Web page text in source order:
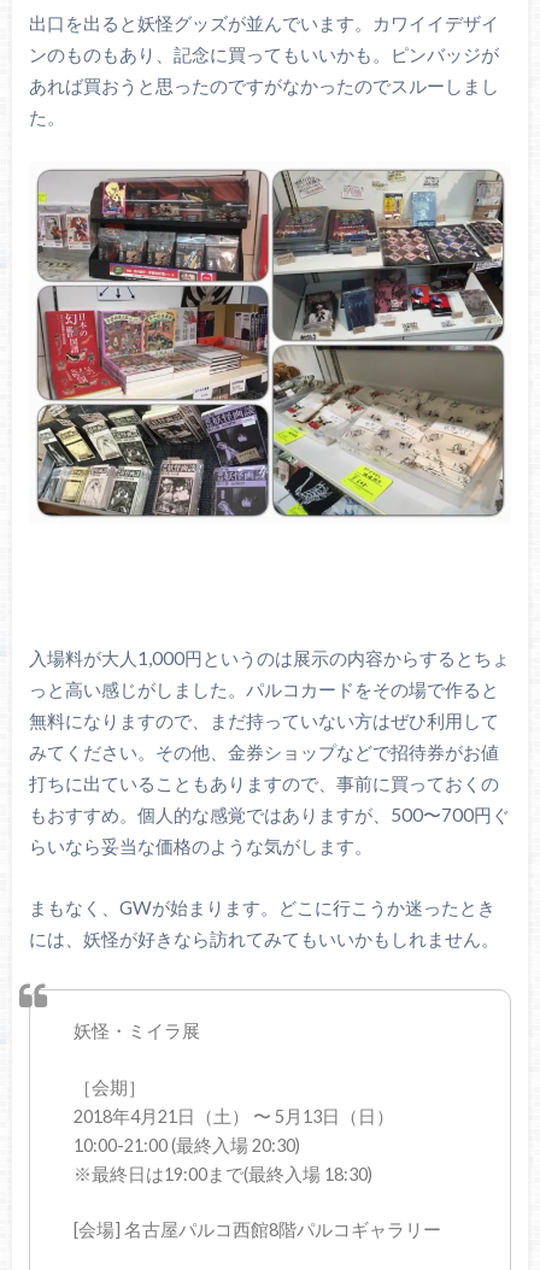
出口を出ると妖怪グッズが並んでいます。カワイイデザイ
ンのものもあり、記念に買ってもいいかも。ピンバッジが
あれば買おうと思ったのですがなかったのでスルーしまし
た。
入場料が大人1,000円というのは展示の内容からするとちょ
っと高い感じがしました。パルコカードをその場で作ると
無料になりますので、まだ持っていない方はぜひ利用して
みてください。その他、金券ショップなどで招待券がお値
打ちに出ていることもありますので、事前に買っておくの
もおすすめ。個人的な感覚ではありますが、500〜700円ぐ
らいなら妥当な価格のような気がします。
まもなく、GWが始まります。どこに行こうか迷ったとき
には、妖怪が好きなら訪れてみてもいいかもしれません。
妖怪・ミイラ展
［会期］
2018年4月21日（土） 〜 5月13日（日）
10:00-21:00 (最終入場 20:30)
※最終日は19:00まで(最終入場 18:30)
[会場] 名古屋パルコ西館8階パルコギャラリー